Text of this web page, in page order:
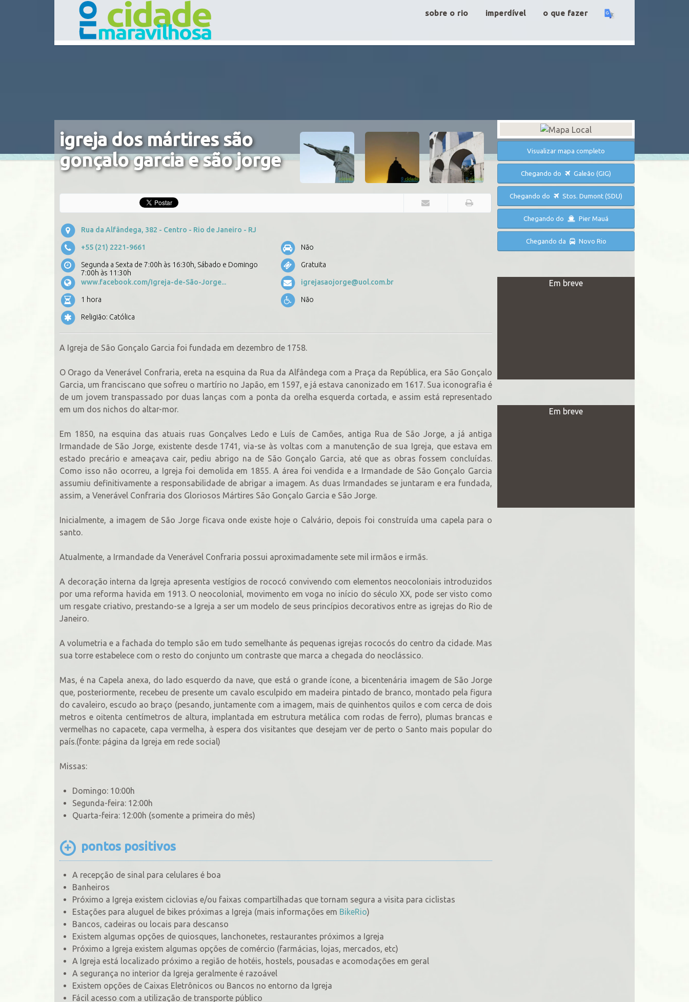
sobre o rio imperdível o que fazer
igreja dos mártires são
gonçalo garcia e são jorge
Rua da Alfândega, 382 - Centro - Rio de Janeiro - RJ
+55 (21) 2221-9661 Não
Segunda a Sexta de 7:00h às 16:30h, Sábado e Domingo
7:00h às 11:30h
Gratuita
www.facebook.com/Igreja-de-São-Jorge... igrejasaojorge@uol.com.br
1 hora Não
Religião: Católica
A Igreja de São Gonçalo Garcia foi fundada em dezembro de 1758.
O Orago da Venerável Confraria, ereta na esquina da Rua da Alfândega com a Praça da República, era São Gonçalo
Garcia, um franciscano que sofreu o martírio no Japão, em 1597, e já estava canonizado em 1617. Sua iconografia é
de um jovem transpassado por duas lanças com a ponta da orelha esquerda cortada, e assim está representado
em um dos nichos do altar-mor.
Em 1850, na esquina das atuais ruas Gonçalves Ledo e Luís de Camões, antiga Rua de São Jorge, a já antiga
Irmandade de São Jorge, existente desde 1741, via-se às voltas com a manutenção de sua Igreja, que estava em
estado precário e ameaçava cair, pediu abrigo na de São Gonçalo Garcia, até que as obras fossem concluídas.
Como isso não ocorreu, a Igreja foi demolida em 1855. A área foi vendida e a Irmandade de São Gonçalo Garcia
assumiu definitivamente a responsabilidade de abrigar a imagem. As duas Irmandades se juntaram e era fundada,
assim, a Venerável Confraria dos Gloriosos Mártires São Gonçalo Garcia e São Jorge.
Inicialmente, a imagem de São Jorge ficava onde existe hoje o Calvário, depois foi construída uma capela para o
santo.
Atualmente, a Irmandade da Venerável Confraria possui aproximadamente sete mil irmãos e irmãs.
A decoração interna da Igreja apresenta vestígios de rococó convivendo com elementos neocoloniais introduzidos
por uma reforma havida em 1913. O neocolonial, movimento em voga no início do século XX, pode ser visto como
um resgate criativo, prestando-se a Igreja a ser um modelo de seus princípios decorativos entre as igrejas do Rio de
Janeiro.
A volumetria e a fachada do templo são em tudo semelhante ás pequenas igrejas rococós do centro da cidade. Mas
sua torre estabelece com o resto do conjunto um contraste que marca a chegada do neoclássico.
Mas, é na Capela anexa, do lado esquerdo da nave, que está o grande ícone, a bicentenária imagem de São Jorge
que, posteriormente, recebeu de presente um cavalo esculpido em madeira pintado de branco, montado pela figura
do cavaleiro, escudo ao braço (pesando, juntamente com a imagem, mais de quinhentos quilos e com cerca de dois
metros e oitenta centímetros de altura, implantada em estrutura metálica com rodas de ferro), plumas brancas e
vermelhas no capacete, capa vermelha, à espera dos visitantes que desejam ver de perto o Santo mais popular do
país.(fonte: página da Igreja em rede social)
Missas:
Domingo: 10:00h
Segunda-feira: 12:00h
Quarta-feira: 12:00h (somente a primeira do mês)
pontos positivos
A recepção de sinal para celulares é boa
Banheiros
Próximo a Igreja existem ciclovias e/ou faixas compartilhadas que tornam segura a visita para ciclistas
Estações para aluguel de bikes próximas a Igreja (mais informações em BikeRio)
Bancos, cadeiras ou locais para descanso
Existem algumas opções de quiosques, lanchonetes, restaurantes próximos a Igreja
Próximo a Igreja existem algumas opções de comércio (farmácias, lojas, mercados, etc)
A Igreja está localizado próximo a região de hotéis, hostels, pousadas e acomodações em geral
A segurança no interior da Igreja geralmente é razoável
Existem opções de Caixas Eletrônicos ou Bancos no entorno da Igreja
Fácil acesso com a utilização de transporte público
Visualizar mapa completo
Chegando do Galeão (GIG)
Chegando do Stos. Dumont (SDU)
Chegando do Pier Mauá
Chegando da Novo Rio
Em breve
Em breve